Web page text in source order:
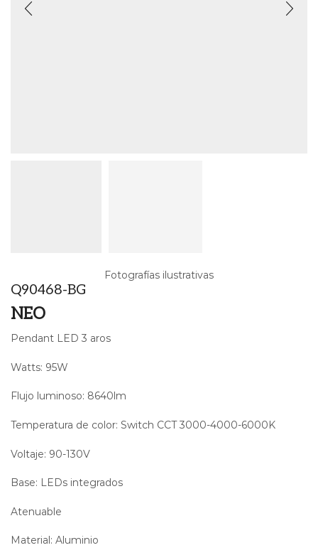
Fotografías ilustrativas
Q90468-BG
NEO
Pendant LED 3 aros
Watts: 95W
Flujo luminoso: 8640lm
Temperatura de color: Switch CCT 3000-4000-6000K
Voltaje: 90-130V
Base: LEDs integrados
Atenuable
Material: Aluminio